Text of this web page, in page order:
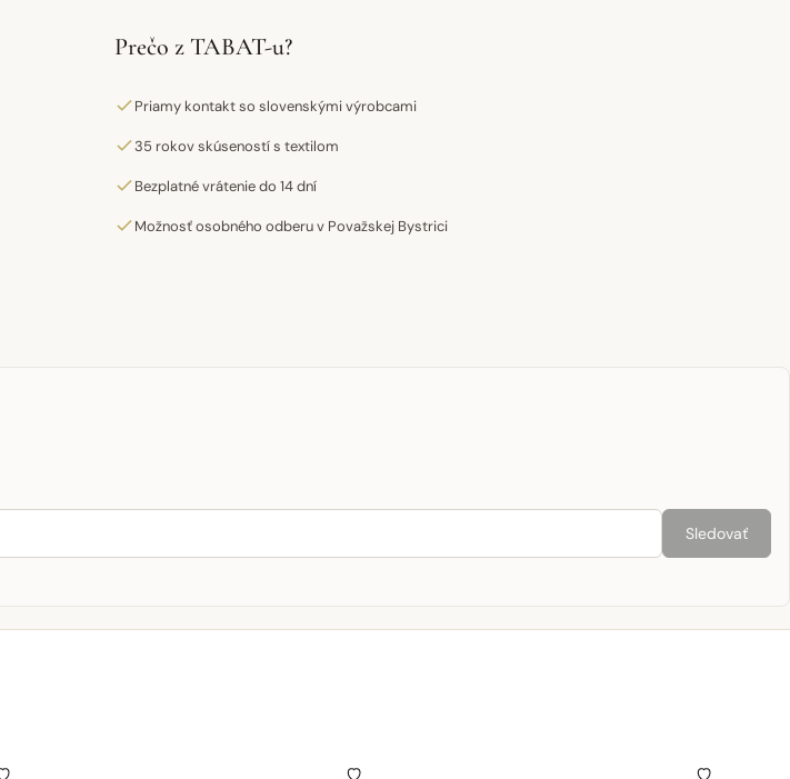
Prečo z TABAT-u?
Priamy kontakt so slovenskými výrobcami
35 rokov skúseností s textilom
Bezplatné vrátenie do 14 dní
Možnosť osobného odberu v Považskej Bystrici
Sledovať